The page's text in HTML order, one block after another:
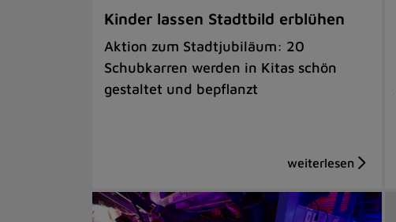
Kinder lassen Stadtbild erblühen
Aktion zum Stadtjubiläum: 20
Schubkarren werden in Kitas schön
gestaltet und bepflanzt